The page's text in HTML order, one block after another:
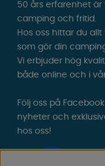
50 års erfarenhet är
camping och fritid.
Hos oss hittar du
som gör din
Vi erbjuder hög
både online och i
Följ oss på
nyheter och
hos oss!